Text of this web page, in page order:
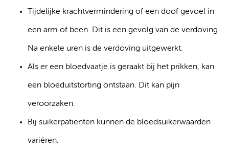
Tijdelijke krachtvermindering of een doof gevoel in
een arm of been. Dit is een gevolg van de verdoving.
Na enkele uren is de verdoving uitgewerkt.
Als er een bloedvaatje is geraakt bij het prikken, kan
een bloeduitstorting ontstaan. Dit kan pijn
veroorzaken.
Bij suikerpatiënten kunnen de bloedsuikerwaarden
variëren.